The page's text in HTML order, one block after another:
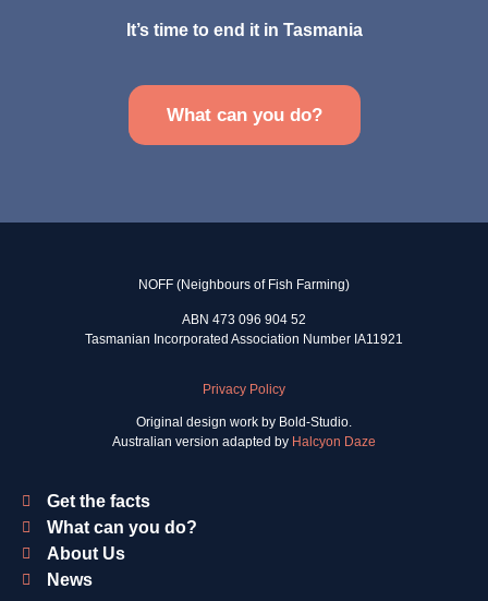
It’s time to end it in Tasmania
What can you do?
NOFF (Neighbours of Fish Farming)
ABN 473 096 904 52
Tasmanian Incorporated Association Number IA11921
Privacy Policy
Original design work by Bold-Studio.
Australian version adapted by Halcyon Daze
Get the facts
What can you do?
About Us
News